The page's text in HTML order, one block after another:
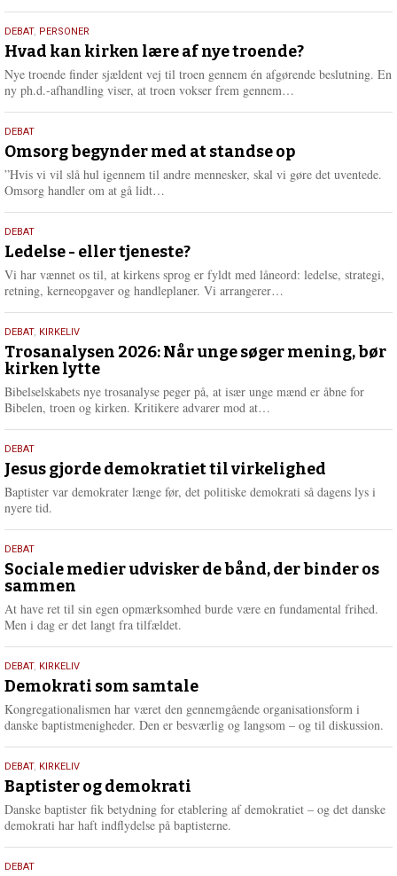
e
r
e
25.
juli
2026
DEBAT, PERSONER
Hvad kan kirken lære af nye troende?
Nye troende finder sjældent vej til troen gennem én afgørende beslutning. En
ny ph.d.-afhandling viser, at troen vokser frem gennem…
e
r
e
9.
juli
2026
DEBAT
Omsorg begynder med at standse op
”Hvis vi vil slå hul igennem til andre mennesker, skal vi gøre det uventede.
Omsorg handler om at gå lidt…
e
r
e
10.
juni
2026
DEBAT
Ledelse - eller tjeneste?
Vi har vænnet os til, at kirkens sprog er fyldt med låneord: ledelse, strategi,
retning, kerneopgaver og handleplaner. Vi arrangerer…
e
2.
juni
2026
DEBAT, KIRKELIV
Trosanalysen 2026: Når unge søger mening, bør
kirken lytte
Bibelselskabets nye trosanalyse peger på, at især unge mænd er åbne for
Bibelen, troen og kirken. Kritikere advarer mod at…
e
r
18.
maj
2026
DEBAT
Jesus gjorde demokratiet til virkelighed
Baptister var demokrater længe før, det politiske demokrati så dagens lys i
nyere tid.
18.
maj
2026
DEBAT
Sociale medier udvisker de bånd, der binder os
sammen
At have ret til sin egen opmærksomhed burde være en fundamental frihed.
Men i dag er det langt fra tilfældet.
18.
maj
2026
DEBAT, KIRKELIV
Demokrati som samtale
Kongregationalismen har været den gennemgående organisationsform i
danske baptistmenigheder. Den er besværlig og langsom – og til diskussion.
18.
maj
2026
DEBAT, KIRKELIV
Baptister og demokrati
Danske baptister fik betydning for etablering af demokratiet – og det danske
demokrati har haft indflydelse på baptisterne.
18.
DEBAT